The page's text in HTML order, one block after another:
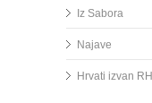
Iz Sabora
Najave
Hrvati izvan RH